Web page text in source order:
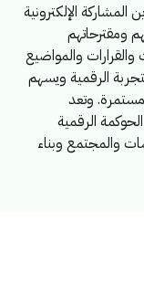
الإلكترونية
ومقترحاتهم
والمواضيع
الرقمية ويسهم
وتعد
الرقمية
والمجتمع وبناء